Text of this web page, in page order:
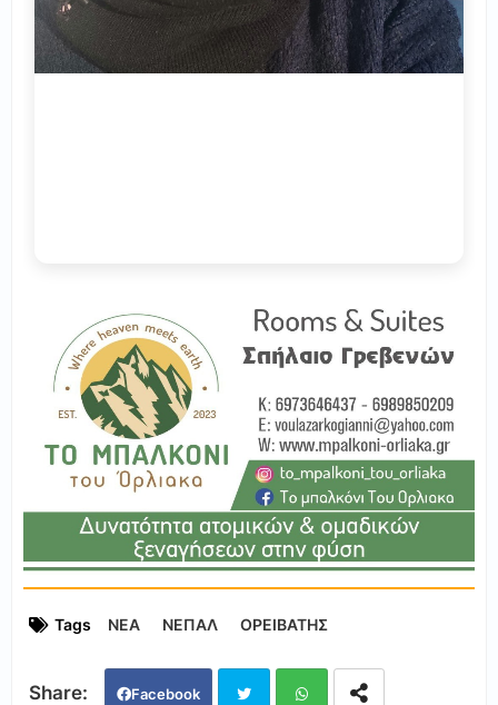
Tags ΝΕΑ ΝΕΠΑΛ ΟΡΕΙΒΑΤΗΣ
Facebook